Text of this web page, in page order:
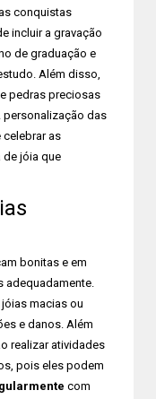
conquistas
incluir a gravação
de graduação e
Além disso,
pedras preciosas
personalização das
celebrar as
de jóia que
bonitas e em
adequadamente.
macias ou
e danos. Além
realizar atividades
pois eles podem
com